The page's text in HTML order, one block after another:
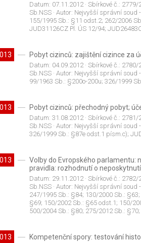
Datum: 07.11.2012· Sbírkové č.: 2779/
Sb.NSS· Autor: Nejvyšší správní soud
155/1995 Sb.: §11 odst.2; 262/2006
JUD31126CZ Pl. ÚS 12/94;
Pobyt cizinců: zajištění cizince za
Datum: 04.09.2012· Sbírkové č.: 2780/
Sb.NSS· Autor: Nejvyšší správní soud
99/1963 Sb.: §200o-200u; 326/1999
Pobyt cizinců: přechodný pobyt;
Datum: 31.08.2012· Sbírkové č.: 2781/
Sb.NSS· Autor: Nejvyšší správní soud
326/1999 Sb.: §87e odst.1 písm.c);
Volby do Evropského parlamentu:
pravidla: rozhodnutí o
Datum: 29.11.2012· Sbírkové č.: 2782/
Sb.NSS· Autor: Nejvyšší správní soud
247/1995 Sb.: §84; 130/2000 Sb.:
§69; 150/2002 Sb.: §65 odst.1; 150/
500/2004 Sb.: §80; 275/2012 Sb.:
Kompetenční spory: testování